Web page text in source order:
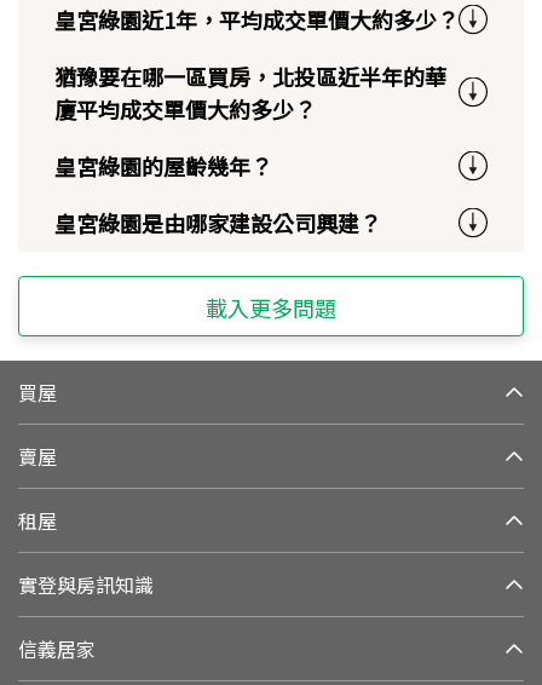
皇宮綠園近1年，平均成交單價大約多少？
猶豫要在哪一區買房，北投區近半年的華
廈平均成交單價大約多少？
皇宮綠園的屋齡幾年？
皇宮綠園是由哪家建設公司興建？
載入更多問題
買屋
賣屋
租屋
實登與房訊知識
信義居家